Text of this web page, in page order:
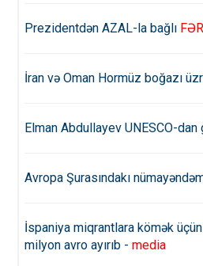
Prezidentdən AZAL-la bağlı
İran və Oman Hormüz boğazı
Elman Abdullayev UNESCO-dan
Avropa Şurasındakı
İspaniya miqrantlara kömək
milyon avro ayırıb - media